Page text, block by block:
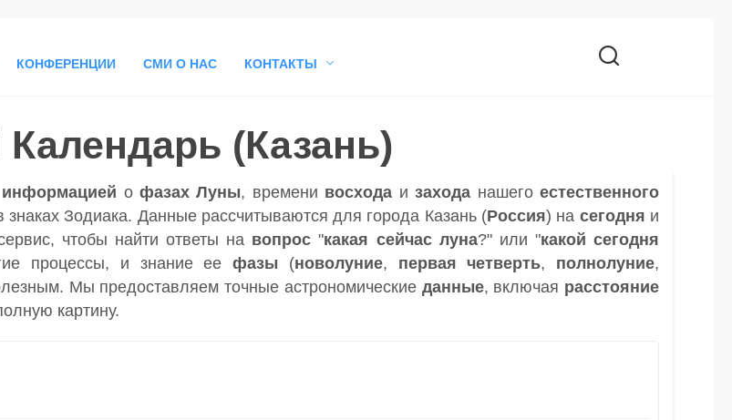
КОНФЕРЕНЦИИ СМИ О НАС КОНТАКТЫ
(Казань)
информацией офазах Луны, времени восхода изахода нашегоестественного
знаках Зодиака. Данные рассчитываются для города Казань (Россия) на сегодня и
чтобы найти ответы на вопрос "какая сейчас луна?" или "какой сегодня
процессы, и знание еефазы (новолуние, первая четверть, полнолуние,
Мы предоставляем точные астрономические данные, включая расстояние
картину.